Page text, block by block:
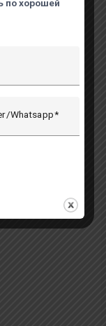
по хорошей
Whatsapp